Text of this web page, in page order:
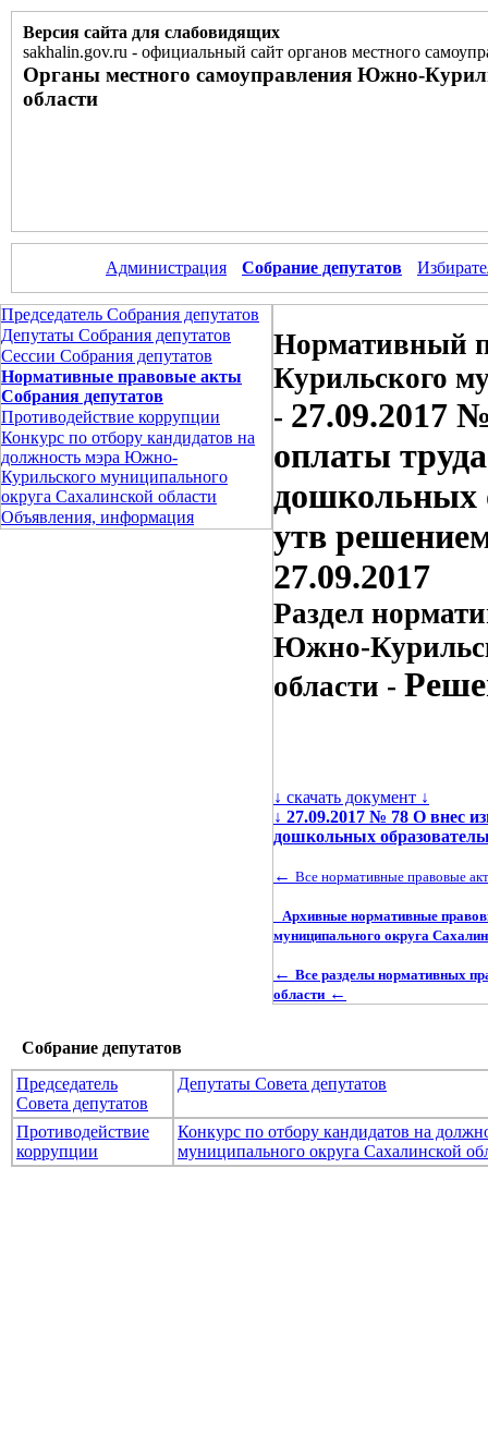
Версия сайта для слабовидящих
sakhalin.gov.ru - официальный сайт органов местного
Органы местного самоуправления Южно-
области
Администрация Собрание депутатов
Председатель Собрания депутатов
Депутаты Собрания депутатов
Сессии Собрания депутатов
Нормативные правовые акты
Собрания депутатов
Противодействие коррупции
Конкурс по отбору кандидатов на
должность мэра Южно-
Курильского муниципального
округа Сахалинской области
Объявления, информация
Нормативный
Курильского
- 27.09.2017
оплаты
дошкольных
утв
27.09.2017
Раздел
Южно-
области -
↓ скачать документ ↓
↓ 27.09.2017 № 78 О внес
дошкольных
← Все нормативные правовые
Архивные нормативные
муниципального округа
← Все разделы нормативных
области ←
Собрание депутатов
Председатель
Совета депутатов
Депутаты Совета депутатов
Противодействие
коррупции
Конкурс по отбору кандидатов на
муниципального округа Сахалинской